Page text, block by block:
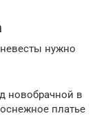
нужно
новобрачной в
платье